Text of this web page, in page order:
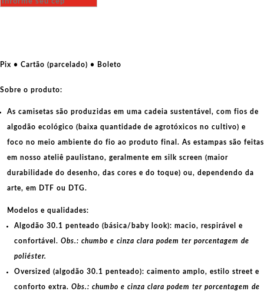
Emiliano
Pix • Cartão (parcelado) • Boleto
Sobre o produto:
As camisetas são produzidas em uma cadeia sustentável, com fios de
algodão ecológico (baixa quantidade de agrotóxicos no cultivo) e
foco no meio ambiente do fio ao produto final. As estampas são feitas
em nosso ateliê paulistano, geralmente em silk screen (maior
durabilidade do desenho, das cores e do toque) ou, dependendo da
arte, em DTF ou DTG.
Modelos e qualidades:
Algodão 30.1 penteado (básica/baby look): macio, respirável e
confortável. Obs.: chumbo e cinza clara podem ter porcentagem de
poliéster.
Oversized (algodão 30.1 penteado): caimento amplo, estilo street e
conforto extra. Obs.: chumbo e cinza clara podem ter porcentagem de